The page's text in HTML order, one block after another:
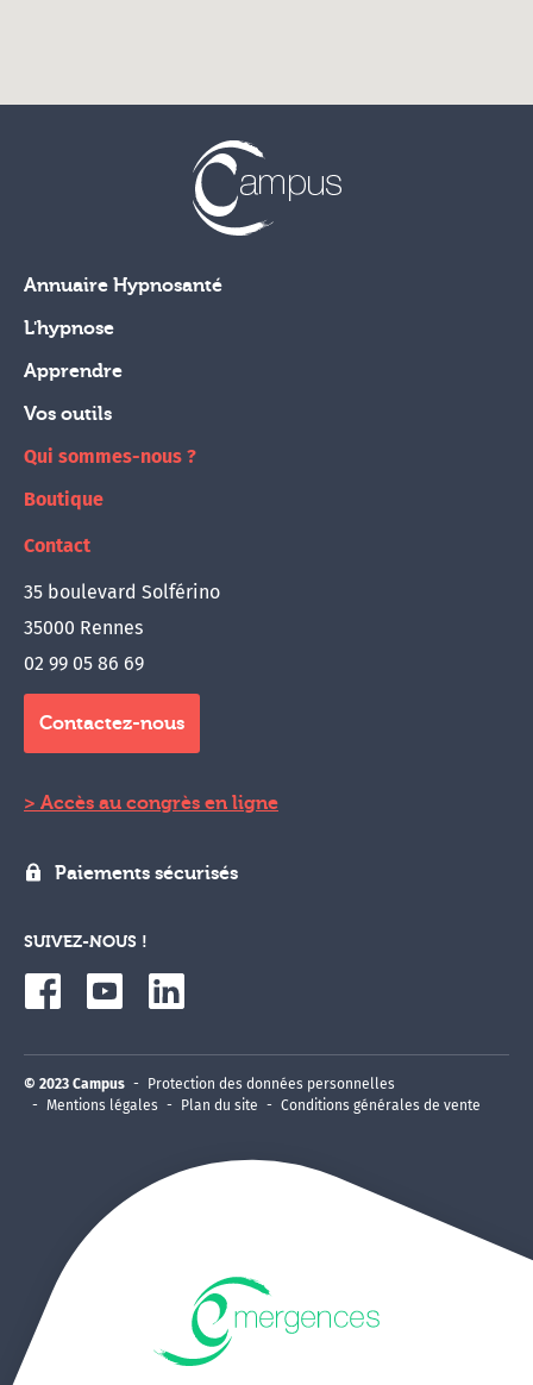
Annuaire Hypnosanté
L'hypnose
Apprendre
Vos outils
Qui sommes-nous ?
Boutique
Contact
35 boulevard Solférino
35000 Rennes
02 99 05 86 69
Contactez-nous
Accès au congrès en ligne
Paiements sécurisés
SUIVEZ-NOUS !
© 2023 Campus
Protection des données personnelles
Mentions légales
Plan du site Conditions générales de vente